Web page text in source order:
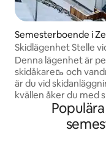
Semesterboende i
Skidlägenhet Stelle
Matterhorn
Denna lägenhet är
skidåkare🥾 och
är du vid
kvällen åker du med
dörren. Även
kommer inte till
fantastiska rutter